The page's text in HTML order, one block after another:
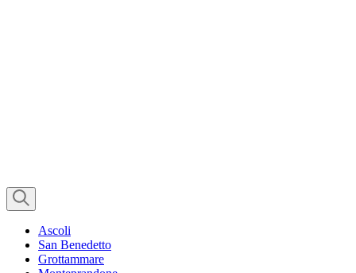
Ascoli
San Benedetto
Grottammare